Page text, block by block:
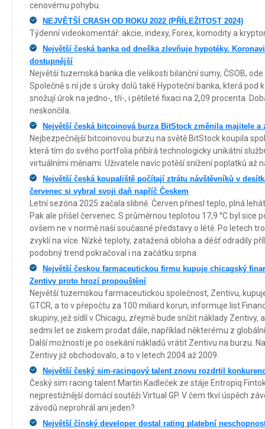
cenovému pohybu.
NEJVĚTŠÍ CRASH OD ROKU 2022 (PŘÍLEŽITOST 2024)
Týdenní videokomentář: akcie, indexy, Forex, komodity a
Největší česká banka od dneška zlevňuje hypotéky.
dostupnější
Největší tuzemská banka dle velikosti bilanční sumy, ČSOB,
Společně s ní jde s úroky dolů také Hypoteční banka, která pod
snožují úrok na jedno-, tří-, i pětileté fixaci na 2,09 procenta.
neskončila.
Největší česká bitcoinová burza BitStock změnila majitele a
Nejbezpečnější bitcoinovou burzu na světě BitStock koupila
která tím do svého portfolia přibírá technologicky unikátní
virtuálními měnami. Uživatele navíc potěší snížení poplatků až
Největší česká koupaliště počítají ztrátu návštěvníků v
červenec si vybral svoji daň napříč Českem
Letní sezóna 2025 začala slibně. Červen přinesl teplo, plná
Pak ale přišel červenec. S průměrnou teplotou 17,9 °C byl sice
ovšem ne v normě naší současné představy o létě. Po letech
zvyklí na více. Nízké teploty, zatažená obloha a déšť odradily
podobný trend pokračoval i na začátku srpna.
Největší českou farmaceutickou firmu kupuje chicagský
Zentivy proto hrozí propouštění
Největší tuzemskou farmaceutickou společnost, Zentivu,
GTCR, a to v přepočtu za 100 miliard korun, informuje list
skupiny, jež sídlí v Chicagu, zřejmě bude snížit náklady Zentivy,
sedmi let se ziskem prodat dále, například některému z
Další možností je po osekání nákladů vrátit Zentivu na burzu.
Zentivy již obchodovalo, a to v letech 2004 až 2009.
Největší český sim-racingový talent znovu rozdrtil
Český sim racing talent Martin Kadleček ze stáje Entropiq
nejprestižnější domácí soutěži Virtual GP. V čem tkví úspěch
závodů neprohrál ani jeden?
Největší čínský developer dostal rating platební